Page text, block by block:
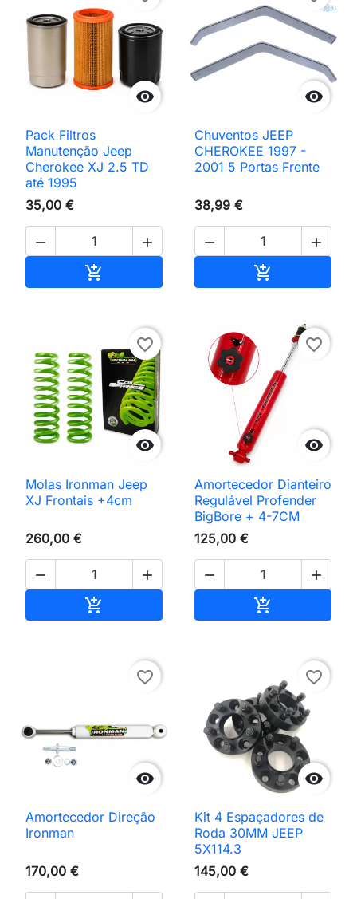

Pack Filtros
Manutenção Jeep
Cherokee XJ 2.5 TD
até 1995
35,00 €
 


Chuventos JEEP
CHEROKEE 1997 -
2001 5 Portas Frente
38,99 €
 


favorite_border
Molas Ironman Jeep
XJ Frontais +4cm
260,00 €
 


favorite_border
Amortecedor Dianteiro
Regulável Profender
BigBore + 4-7CM
125,00 €
 


favorite_border
Amortecedor Direção
Ironman
170,00 €

favorite_border
Kit 4 Espaçadores de
Roda 30MM JEEP
5X114.3
145,00 €